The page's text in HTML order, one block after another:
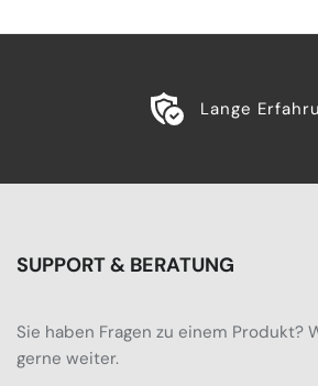
Lange
SUPPORT & BERATUNG
Sie haben Fragen zu einem Produkt?
gerne weiter.